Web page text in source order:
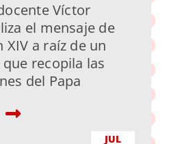
Víctor
el mensaje de
XIV a raíz de un
recopila las
del Papa
JUL